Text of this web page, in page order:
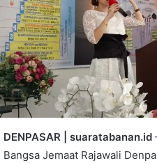
DENPASAR | suaratabanan.id
Bangsa Jemaat Rajawali